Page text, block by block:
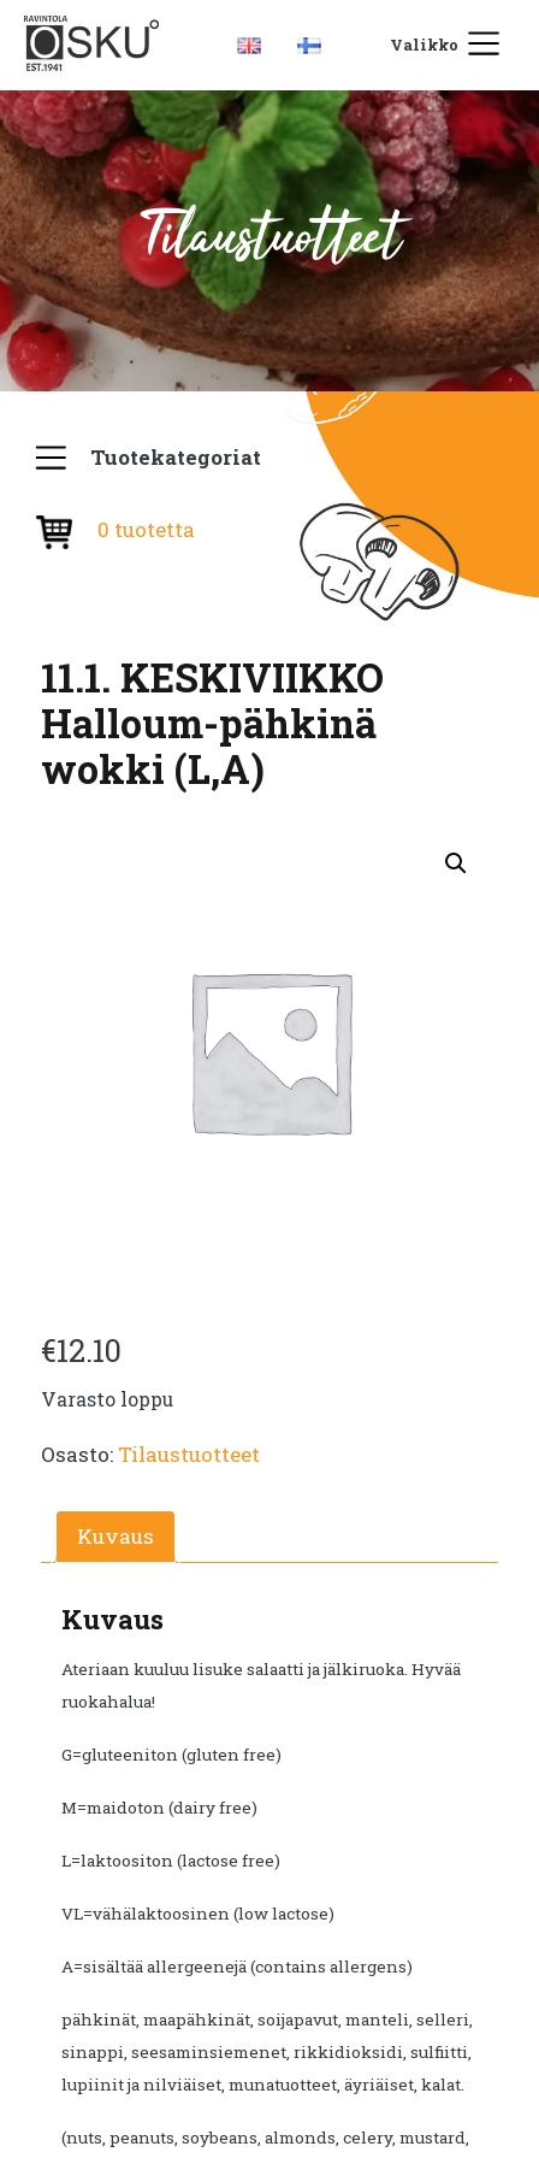
Valikko
Tilaustuotteet
Tuotekategoriat
0 tuotetta
11.1. KESKIVIIKKO
Halloum-pähkinä
wokki (L,A)
€12.10
Varasto loppu
Osasto: Tilaustuotteet
Kuvaus
Kuvaus
Ateriaan kuuluu lisuke salaatti ja jälkiruoka. Hyvää
ruokahalua!
G=gluteeniton (gluten free)
M=maidoton (dairy free)
L=laktoositon (lactose free)
VL=vähälaktoosinen (low lactose)
A=sisältää allergeenejä (contains allergens)
pähkinät, maapähkinät, soijapavut, manteli, selleri,
sinappi, seesaminsiemenet, rikkidioksidi, sulfiitti,
lupiinit ja nilviäiset, munatuotteet, äyriäiset, kalat.
(nuts, peanuts, soybeans, almonds, celery, mustard,